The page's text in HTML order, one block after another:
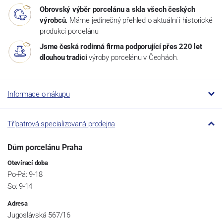
Obrovský výběr porcelánu a skla všech českých
výrobců. Máme jedinečný přehled o aktuální i historické
produkci porcelánu
Jsme česká rodinná firma podporující přes 220 let
dlouhou tradici výroby porcelánu v Čechách.
Informace o nákupu
Třípatrová specializovaná prodejna
Dům porcelánu Praha
Otevírací doba
Po-Pá: 9-18
So: 9-14
Adresa
Jugoslávská 567/16